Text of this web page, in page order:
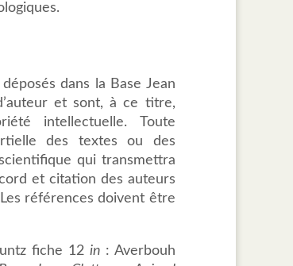
dans la Base Jean
et sont, à ce titre,
intellectuelle. Toute
des textes ou des
qui transmettra
et citation des auteurs
références doivent être
fiche 12 in : Averbouh